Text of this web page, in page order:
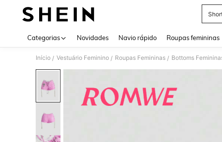
Categorias Novidades Navio rápido Roupas femininas
Início / Vestuário Feminino / Roupas Femininas / Bottoms